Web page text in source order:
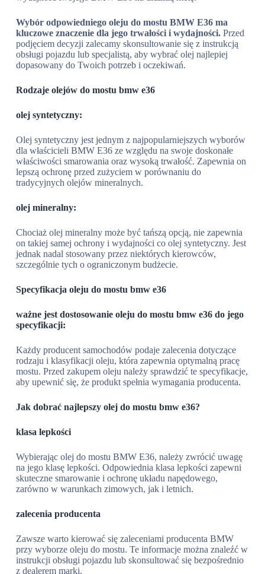
Wybór odpowiedniego oleju do mostu BMW E36 ma
kluczowe znaczenie dla jego trwałości i wydajności.Przed
podjęciem decyzji zalecamy skonsultowanie się z instrukcją
obsługi pojazdu lub specjalistą, aby wybrać olej najlepiej
dopasowany do Twoich potrzeb i oczekiwań.
Rodzaje olejów do mostu bmw e36
olej syntetyczny:
Olej syntetyczny jest jednym z najpopularniejszych wyborów
dla właścicieli BMW E36 ze względu na swoje doskonałe
właściwości smarowania oraz wysoką trwałość. Zapewnia on
lepszą ochronę przed zużyciem w porównaniu do
tradycyjnych olejów mineralnych.
olej mineralny:
Chociaż olej mineralny może być tańszą opcją, nie zapewnia
on takiej samej ochrony i wydajności co olej syntetyczny. Jest
jednak nadal stosowany przez niektórych kierowców,
szczególnie tych o ograniczonym budżecie.
Specyfikacja oleju do mostu bmw e36
ważne jest dostosowanie oleju do mostu bmw e36 do jego
specyfikacji:
Każdy producent samochodów podaje zalecenia dotyczące
rodzaju i klasyfikacji oleju, która zapewnia optymalną pracę
mostu. Przed zakupem oleju należy sprawdzić te specyfikacje,
aby upewnić się, że produkt spełnia wymagania producenta.
Jak dobrać najlepszy olej do mostu bmw e36?
klasa lepkości
Wybierając olej do mostu BMW E36, należy zwrócić uwagę
na jego klasę lepkości. Odpowiednia klasa lepkości zapewni
skuteczne smarowanie i ochronę układu napędowego,
zarówno w warunkach zimowych, jak i letnich.
zalecenia producenta
Zawsze warto kierować się zaleceniami producenta BMW
przy wyborze oleju do mostu. Te informacje można znaleźć w
instrukcji obsługi pojazdu lub skonsultować się bezpośrednio
z dealerem marki.